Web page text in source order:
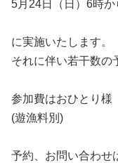
5月24日（日）6時か
に実施いたします。
それに伴い若干数の
参加費はおひとり様
(遊漁料別)
予約、お問い合わせ